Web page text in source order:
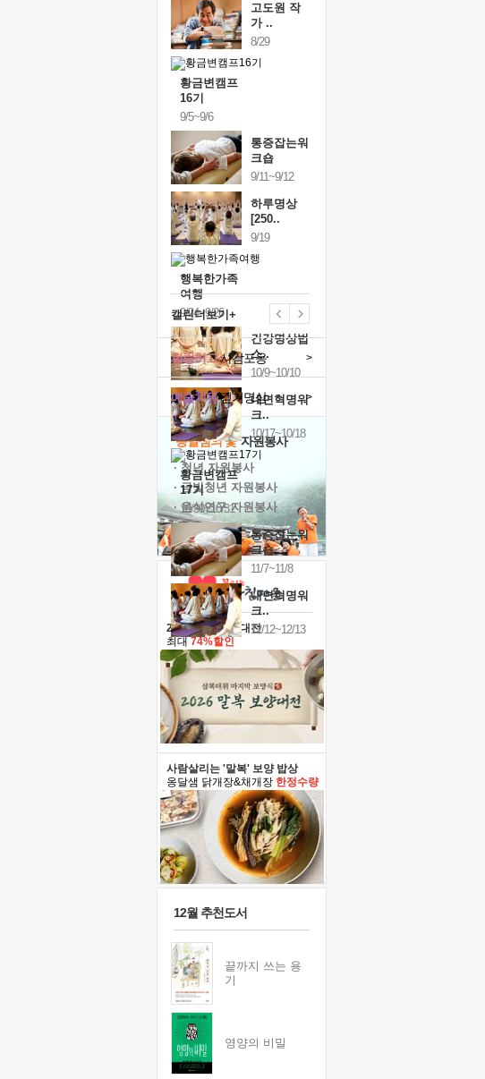
고도원 작
가 ..
8/29
황금변캠프
16기
9/5~9/6
통증잡는워
크숍
9/11~9/12
하루명상
[250..
9/19
행복한가족
여행
9/24~9/26
건강명상법
스..
10/9~10/10
내면혁명워
크..
10/17~10/18
황금변캠프
17기
10/30~10/31
통증잡는워
크숍
11/7~11/8
내면혁명워
크..
12/12~12/13
캘린더보기+
예술치유걷기명상 >
힐링허그사감포옹 >
'옹달샘의 꽃'자원봉사
· 청년 자원봉사
· 금빛청년 자원봉사
· 음식연구 자원봉사
2026 말복 보양대전
최대 74%할인
사람살리는 '말복' 보양 밥상
옹달샘 닭개장&채개장 한정수량
12월 추천도서
끝까지 쓰는 용
기
영양의 비밀